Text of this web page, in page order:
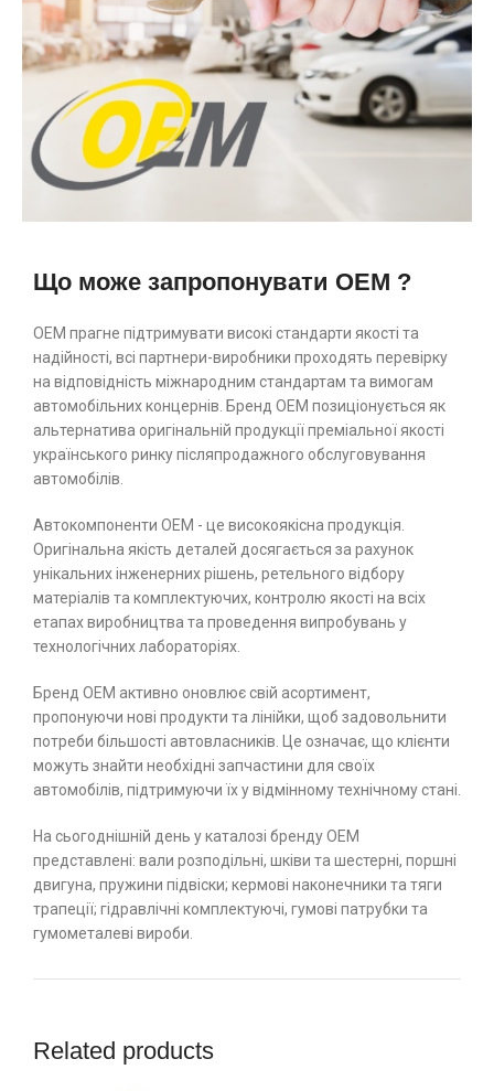
Що може запропонувати OEM ?
ОЕМ прагне підтримувати високі стандарти якості та
надійності, всі партнери-виробники проходять перевірку
на відповідність міжнародним стандартам та вимогам
автомобільних концернів. Бренд ОЕМ позиціонується як
альтернатива оригінальній продукції преміальної якості
українського ринку післяпродажного обслуговування
автомобілів.
Автокомпоненти ОЕМ - це високоякісна продукція.
Оригінальна якість деталей досягається за рахунок
унікальних інженерних рішень, ретельного відбору
матеріалів та комплектуючих, контролю якості на всіх
етапах виробництва та проведення випробувань у
технологічних лабораторіях.
Бренд ОЕМ активно оновлює свій асортимент,
пропонуючи нові продукти та лінійки, щоб задовольнити
потреби більшості автовласників. Це означає, що клієнти
можуть знайти необхідні запчастини для своїх
автомобілів, підтримуючи їх у відмінному технічному стані.
На сьогоднішній день у каталозі бренду ОЕМ
представлені: вали розподільні, шківи та шестерні, поршні
двигуна, пружини підвіски; кермові наконечники та тяги
трапеції; гідравлічні комплектуючі, гумові патрубки та
гумометалеві вироби.
Related products